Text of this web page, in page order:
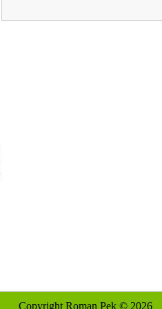
Copyright Roman Pek © 2026